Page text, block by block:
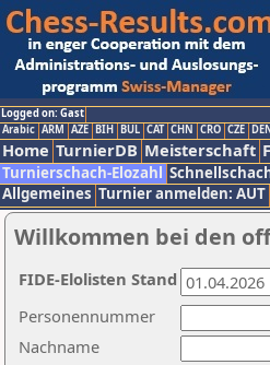
Logged on: Gast
Arabic ARM AZE BIH BUL CAT CHN CRO CZE
Home TurnierDB Meisterschaft
Turnierschach-Elozahl
Allgemeines Turnier anmelden: AUT
Willkommen bei den
Nachname
Personennummer
FIDE-Elolisten Stand